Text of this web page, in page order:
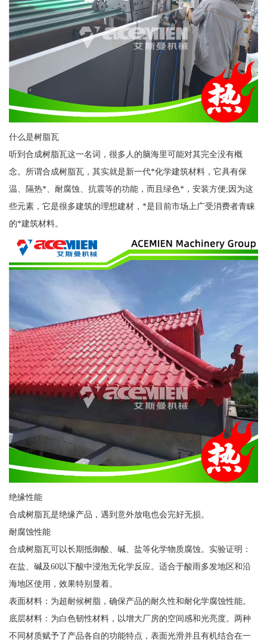
什么是树脂瓦
听到合成树脂瓦这一名词，很多人的脑海里可能对其完全没有概
念。所谓合成树脂瓦，其实就是新一代*化学建筑材料，它具有保
温、隔热*、耐腐蚀、抗震等的功能，而且绿色*，安装方便;因为这
些元素，它是很多建筑的理想建材，*是目前市场上广受消费者青睐
的*建筑材料。
绝缘性能
合成树脂瓦是绝缘产品，遇到意外放电也会完好无损。
耐腐蚀性能
合成树脂瓦可以长期抵御酸、碱、盐等化学物质腐蚀。实验证明：
在盐、碱及60以下酸中浸泡无化学反应。适合于酸雨多发地区和沿
海地区使用，效果特别显着。
表面材料：为超耐候树脂，确保产品的耐久性和耐化学腐蚀性能。
底层材料：为白色韧性材料，以增大厂房的空间感和光亮度。两种
不同材质赋予了产品各自的功能特点，表面光滑并且有机结合在一